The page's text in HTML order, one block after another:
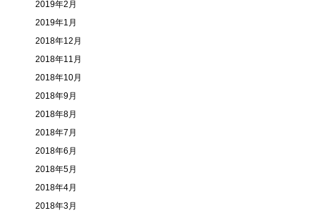
2019年2月
2019年1月
2018年12月
2018年11月
2018年10月
2018年9月
2018年8月
2018年7月
2018年6月
2018年5月
2018年4月
2018年3月